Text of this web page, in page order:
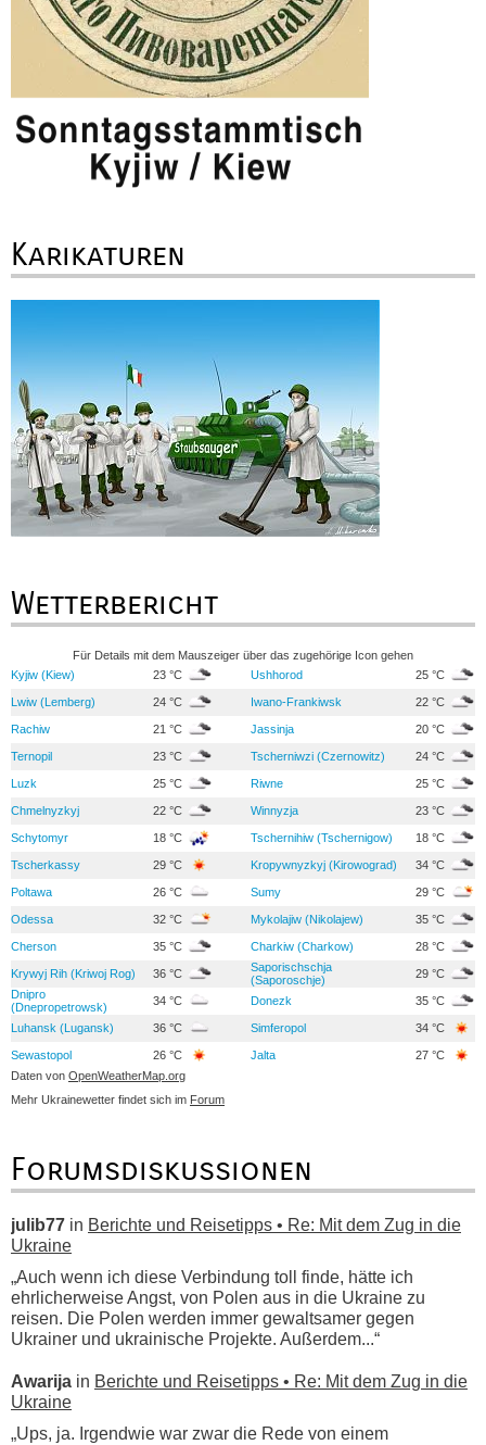
Karikaturen
Wetterbericht
Für Details mit dem Mauszeiger über das zugehörige Icon gehen
Kyjiw (Kiew)
23 °C Ushhorod 25 °C
Lwiw (Lemberg) 24 °C Iwano-Frankiwsk 22 °C
Rachiw 21 °C Jassinja 20 °C
Ternopil 23 °C Tscherniwzi (Czernowitz) 24 °C
Luzk 25 °C Riwne 25 °C
Chmelnyzkyj 22 °C Winnyzja 23 °C
Schytomyr 18 °C Tschernihiw (Tschernigow) 18 °C
Tscherkassy 29 °C Kropywnyzkyj (Kirowograd) 34 °C
Poltawa 26 °C Sumy 29 °C
Odessa 32 °C Mykolajiw (Nikolajew) 35 °C
Cherson 35 °C Charkiw (Charkow) 28 °C
Krywyj Rih (Kriwoj Rog) 36 °C
Saporischschja
(Saporoschje)
29 °C
Dnipro
(Dnepropetrowsk)
34 °C Donezk 35 °C
Luhansk (Lugansk) 36 °C Simferopol 34 °C
Sewastopol 26 °C Jalta
27 °C
Daten von OpenWeatherMap.org
Mehr Ukrainewetter findet sich im Forum
Forumsdiskussionen
julib77 in Berichte und Reisetipps • Re: Mit dem Zug in die
Ukraine
„Auch wenn ich diese Verbindung toll finde, hätte ich
ehrlicherweise Angst, von Polen aus in die Ukraine zu
reisen. Die Polen werden immer gewaltsamer gegen
Ukrainer und ukrainische Projekte. Außerdem...“
Awarija in Berichte und Reisetipps • Re: Mit dem Zug in die
Ukraine
„Ups, ja. Irgendwie war zwar die Rede von einem